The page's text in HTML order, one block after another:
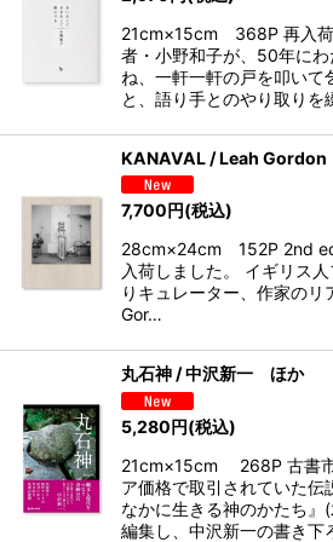
21cm×15cm 368P 再入荷
者・小野和子が、50年に
ね、一軒一軒の戸を叩いて
と、語り手とのやり取り
KANAVAL / Leah Gordon
7,700円(税込)
28cm×24cm 152P 2nd
入荷しました。 イギリス
りキュレーター、作家の
Gor…
丸石神 / 中沢新一 ほか
5,280円(税込)
21cm×15cm 268P 古書市
ア価格で取引されていた伝
なかに生きる神のかたち
編集し、中沢新一の書き